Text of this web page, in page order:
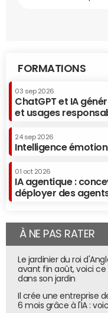
FORMATIONS
03 sep 2026
ChatGPT et IA
et usages
24 sep 2026
Intelligence
01 oct 2026
IA agentique :
déployer des
À NE PAS RATER
Le jardinier du roi
avant fin août, voici
dans son jardin
Il crée une entreprise
6 mois grâce à l'IA :